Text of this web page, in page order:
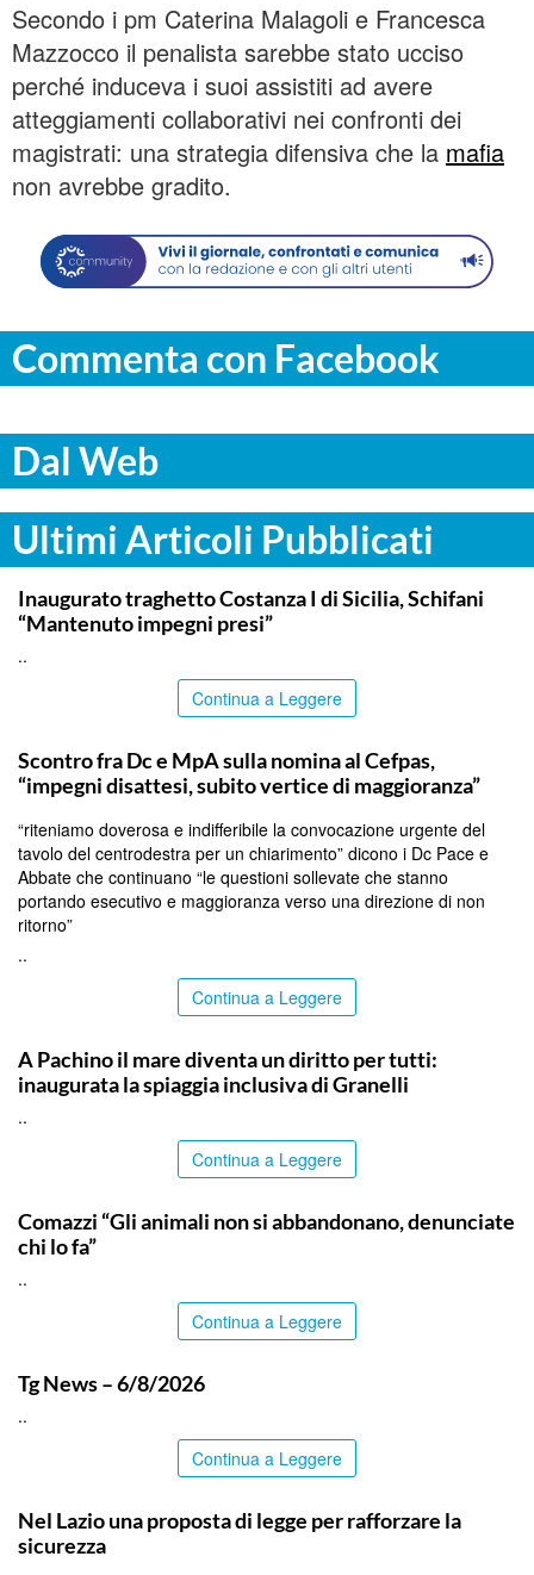
Secondo i pm Caterina Malagoli e Francesca
Mazzocco il penalista sarebbe stato ucciso
perché induceva i suoi assistiti ad avere
atteggiamenti collaborativi nei confronti dei
magistrati: una strategia difensiva che la mafia
non avrebbe gradito.
Commenta con Facebook
Dal Web
Ultimi Articoli Pubblicati
ITALPRESS
Inaugurato traghetto Costanza I di Sicilia, Schifani
“Mantenuto impegni presi”
..
Continua a Leggere
Scontro fra Dc e MpA sulla nomina al Cefpas,
“impegni disattesi, subito vertice di maggioranza”
“riteniamo doverosa e indifferibile la convocazione urgente del
tavolo del centrodestra per un chiarimento” dicono i Dc Pace e
Abbate che continuano “le questioni sollevate che stanno
portando esecutivo e maggioranza verso una direzione di non
ritorno”
..
Continua a Leggere
A Pachino il mare diventa un diritto per tutti:
inaugurata la spiaggia inclusiva di Granelli
..
Continua a Leggere
Comazzi “Gli animali non si abbandonano, denunciate
chi lo fa”
..
Continua a Leggere
Tg News – 6/8/2026
..
Continua a Leggere
Nel Lazio una proposta di legge per rafforzare la
sicurezza